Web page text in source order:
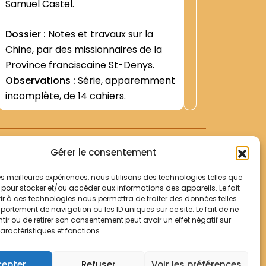
Gérer le consentement
meilleures expériences, nous utilisons des technologies telles que
stocker et/ou accéder aux informations des appareils. Le fait
à ces technologies nous permettra de traiter des données telles
de navigation ou les ID uniques sur ce site. Le fait de ne
ou de retirer son consentement peut avoir un effet négatif sur
et fonctions.
Samuel Castel.
Dossier : Notes et travaux sur la
Chine, par des missionnaires de la
Province franciscaine St-Denys.
Observations : Série, apparemment
incomplète, de 14 cahiers.
Votre panier
Mentions légales
Politique de cookies
© Archives Franciscaines 2025